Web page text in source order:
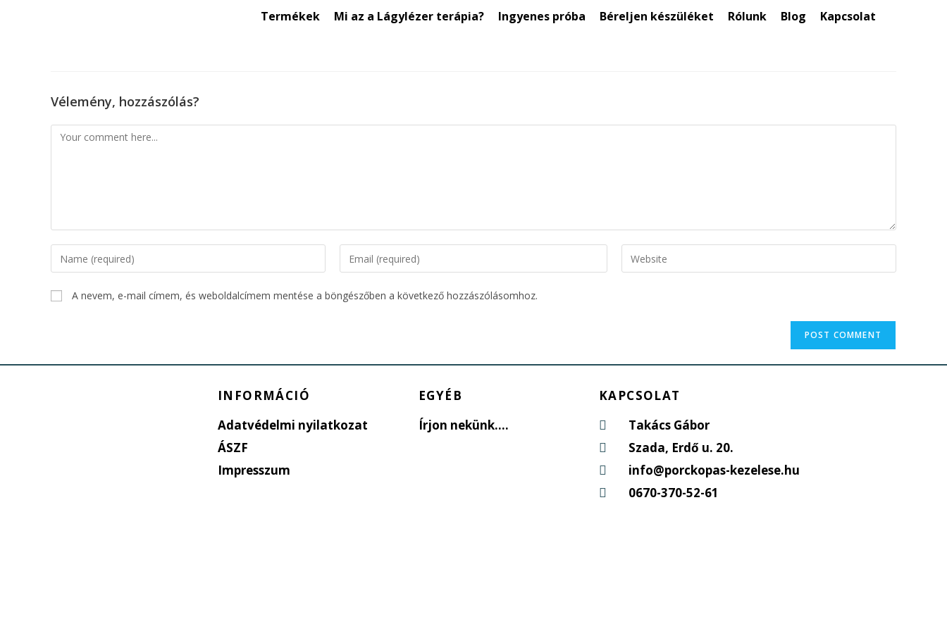
Termékek Mi az a Lágylézer terápia? Ingyenes próba Béreljen készüléket Rólunk Blog Kapcsolat
Vélemény, hozzászólás?
A nevem, e-mail címem, és weboldalcímem mentése a böngészőben a következő hozzászólásomhoz.
INFORMÁCIÓ
Adatvédelmi nyilatkozat
ÁSZF
Impresszum
EGYÉB
Írjon nekünk....
KAPCSOLAT
Takács Gábor
Szada, Erdő u. 20.
info@porckopas-kezelese.hu
0670-370-52-61